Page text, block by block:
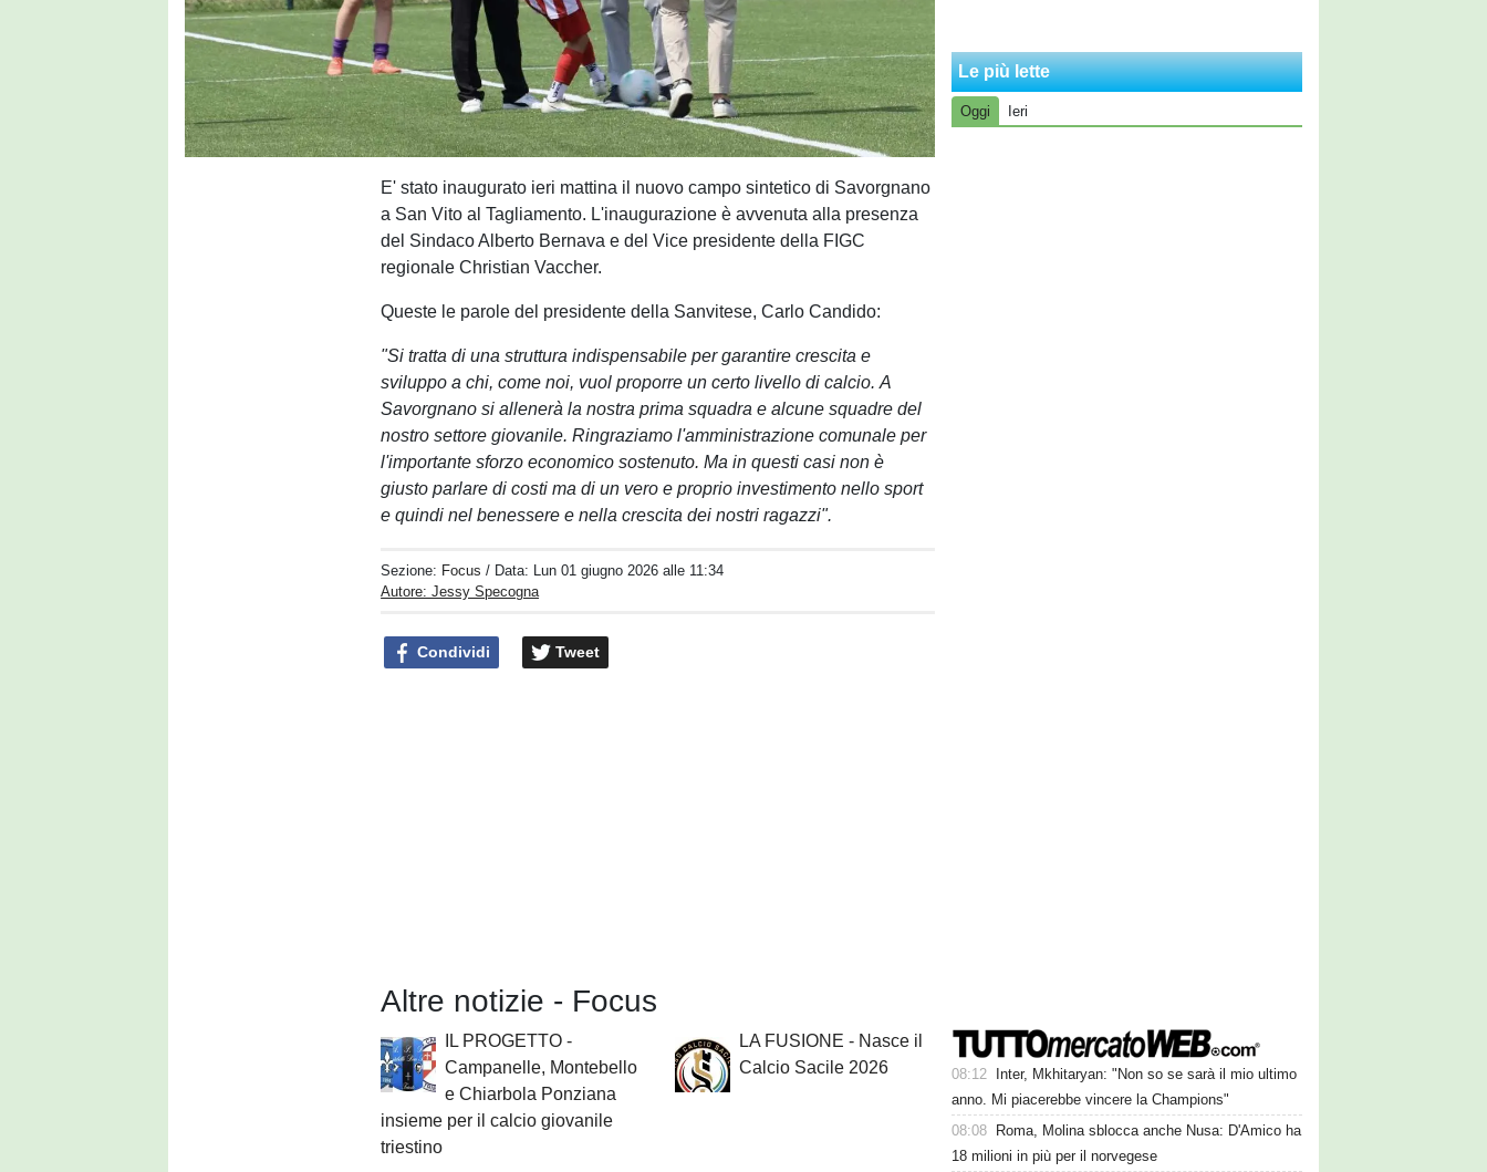
E' stato inaugurato ieri mattina il nuovo campo sintetico di Savorgnano
a San Vito al Tagliamento. L'inaugurazione è avvenuta alla presenza
del Sindaco Alberto Bernava e del Vice presidente della FIGC
regionale Christian Vaccher.
Queste le parole del presidente della Sanvitese, Carlo Candido:
"Si tratta di una struttura indispensabile per garantire crescita e
sviluppo a chi, come noi, vuol proporre un certo livello di calcio. A
Savorgnano si allenerà la nostra prima squadra e alcune squadre del
nostro settore giovanile. Ringraziamo l'amministrazione comunale per
l'importante sforzo economico sostenuto. Ma in questi casi non è
giusto parlare di costi ma di un vero e proprio investimento nello sport
e quindi nel benessere e nella crescita dei nostri ragazzi".
Sezione: Focus / Data: Lun 01 giugno 2026 alle 11:34
Autore: Jessy Specogna
Condividi Tweet
Altre notizie - Focus
IL PROGETTO -
Campanelle, Montebello
e Chiarbola Ponziana
insieme per il calcio giovanile
triestino
LA FUSIONE - Nasce il
Calcio Sacile 2026
Le più lette
Oggi Ieri
08:12
Inter, Mkhitaryan: "Non so se sarà il mio ultimo
anno. Mi piacerebbe vincere la Champions"
08:08
Roma, Molina sblocca anche Nusa: D'Amico ha
18 milioni in più per il norvegese